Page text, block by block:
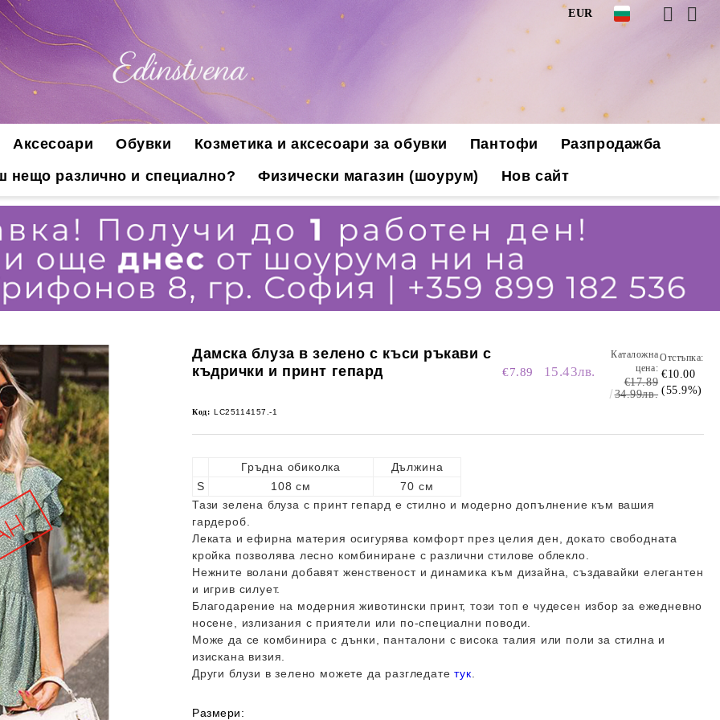
EUR
Аксесоари Обувки Козметика и аксесоари за обувки Пантофи
Разпродажба
нещо различно и специално?
Физически магазин (шоурум) Нов сайт
Дамска блуза в зелено с къси ръкави с
къдрички и принт гепард
€7.89 15.43лв.
Каталожна
цена:
€17.89
34.99лв.
Отстъпка:
€10.00
(55.9%)
Код: LC25114157.-1
Гръдна обиколка
Дължина
S
108 см
70 см
Тази зелена блуза с принт гепард е стилно и модерно допълнение към вашия
гардероб.
Леката и ефирна материя осигурява комфорт през целия ден, докато свободната
кройка позволява лесно комбиниране с различни стилове облекло.
Нежните волани добавят женственост и динамика към дизайна, създавайки елегантен
и игрив силует.
Благодарение на модерния животински принт, този топ е чудесен избор за ежедневно
носене, излизания с приятели или по-специални поводи.
Може да се комбинира с дънки, панталони с висока талия или поли за стилна и
изискана визия.
Други блузи в зелено можете да разгледатетук
Размери: